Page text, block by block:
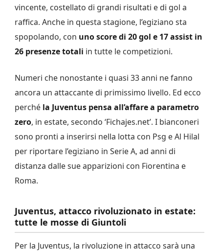
vincente, costellato di grandi risultati e di gol a
raffica. Anche in questa stagione, l’egiziano sta
spopolando, con uno score di 20 gol e 17 assist in
26 presenze totali in tutte le competizioni.
Numeri che nonostante i quasi 33 anni ne fanno
ancora un attaccante di primissimo livello. Ed ecco
perché la Juventus pensa all’affare a parametro
zero, in estate, secondo ‘Fichajes.net’. I bianconeri
sono pronti a inserirsi nella lotta con Psg e Al Hilal
per riportare l’egiziano in Serie A, ad anni di
distanza dalle sue apparizioni con Fiorentina e
Roma.
Juventus, attacco rivoluzionato in estate:
tutte le mosse di Giuntoli
Per la Juventus, la rivoluzione in attacco sarà una